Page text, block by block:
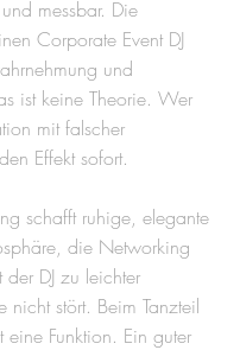
messbar. Die
Corporate Event DJ
und
ist keine Theorie. Wer
mit falscher
Effekt sofort.
schafft ruhige, elegante
die Networking
DJ zu leichter
nicht stört. Beim Tanzteil
eine Funktion. Ein guter